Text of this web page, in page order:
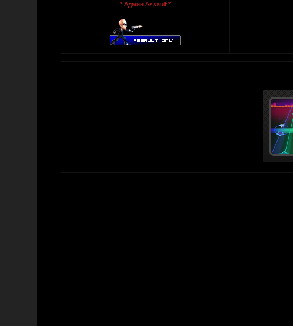
* Админ Assault *